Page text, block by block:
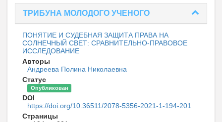
ТРИБУНА МОЛОДОГО УЧЕНОГО
ПОНЯТИЕ И СУДЕБНАЯ ЗАЩИТА ПРАВА НА
СОЛНЕЧНЫЙ СВЕТ: СРАВНИТЕЛЬНО-ПРАВОВОЕ
ИССЛЕДОВАНИЕ
Авторы
Андреева Полина Николаевна
Статус
Опубликован
DOI
https://doi.org/10.36511/2078-5356-2021-1-194-201
Страницы